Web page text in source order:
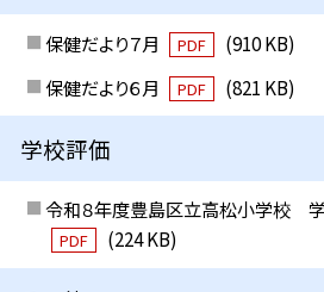
保健だより７月 PDF
(910 KB)
保健だより６月
PDF (821 KB)
学校評価
令和８年度豊島区立高松小学校 学
PDF (224 KB)